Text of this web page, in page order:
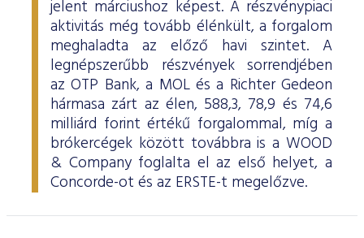
jelent márciushoz képest. A részvénypiaci
aktivitás még tovább élénkült, a forgalom
meghaladta az előző havi szintet. A
legnépszerűbb részvények sorrendjében
az OTP Bank, a MOL és a Richter Gedeon
hármasa zárt az élen, 588,3, 78,9 és 74,6
milliárd forint értékű forgalommal, míg a
brókercégek között továbbra is a WOOD
& Company foglalta el az első helyet, a
Concorde-ot és az ERSTE-t megelőzve.